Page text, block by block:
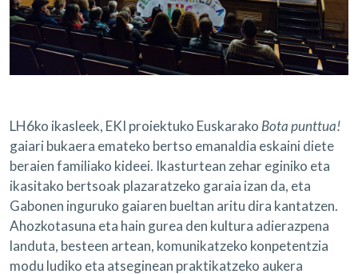
LH6ko ikasleek, EKI proiektuko Euskarako Bota punttua!
gaiari bukaera emateko bertso emanaldia eskaini diete
beraien familiako kideei. Ikasturtean zehar eginiko eta
ikasitako bertsoak plazaratzeko garaia izan da, eta
Gabonen inguruko gaiaren bueltan aritu dira kantatzen.
Ahozkotasuna eta hain gurea den kultura adierazpena
landuta, besteen artean, komunikatzeko konpetentzia
modu ludiko eta atseginean praktikatzeko aukera